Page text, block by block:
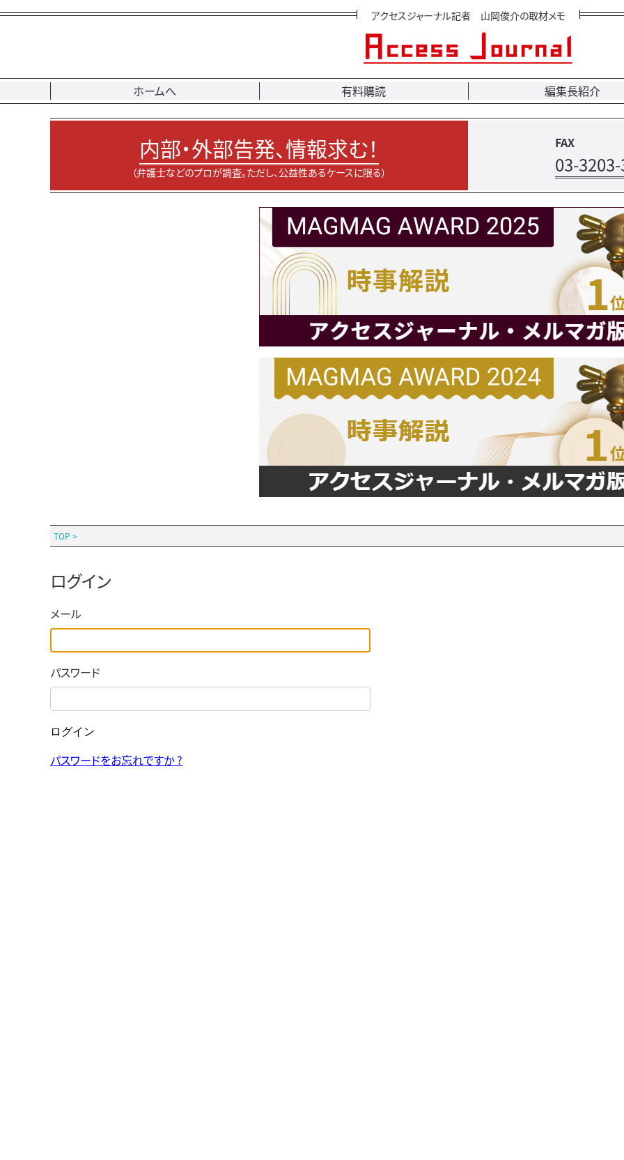
アクセスジャーナル記者 山岡俊介の取材メモ
ホームへ 有料購読 編集長紹介
内部・外部告発、情報求む！
（弁護士などのプロが調査。ただし、公益性あるケースに限る）
FAX
03-
TOP >
ログイン
メール
パスワード
ログイン
パスワードをお忘れですか ?